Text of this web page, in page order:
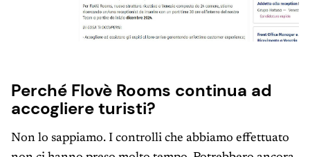
Perché Flovè Rooms continua ad
accogliere turisti?
Non lo sappiamo. I controlli che abbiamo effettuato